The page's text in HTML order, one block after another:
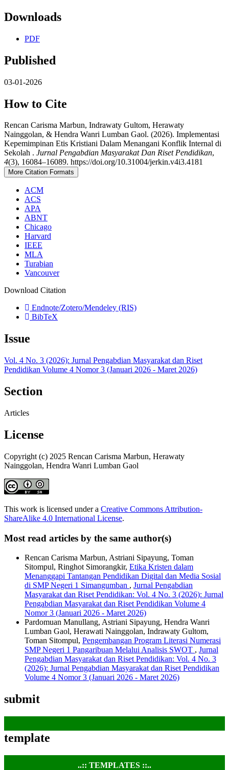
Downloads
PDF
Published
03-01-2026
How to Cite
Rencan Carisma Marbun, Indrawaty Gultom, Herawaty
Nainggolan, & Hendra Wanri Lumban Gaol. (2026). Implementasi
Kepemimpinan Etis Kristiani Dalam Menangani Konflik Internal di
Sekolah . Jurnal Pengabdian Masyarakat Dan Riset Pendidikan,
4(3), 16084–16089. https://doi.org/10.31004/jerkin.v4i3.4181
More Citation Formats
ACM
ACS
APA
ABNT
Chicago
Harvard
IEEE
MLA
Turabian
Vancouver
Download Citation
Endnote/Zotero/Mendeley (RIS)
BibTeX
Issue
Vol. 4 No. 3 (2026): Jurnal Pengabdian Masyarakat dan Riset
Pendidikan Volume 4 Nomor 3 (Januari 2026 - Maret 2026)
Section
Articles
License
Copyright (c) 2025 Rencan Carisma Marbun, Herawaty
Nainggolan, Hendra Wanri Lumban Gaol
This work is licensed under a Creative Commons Attribution-
ShareAlike 4.0 International License.
Most read articles by the same author(s)
Rencan Carisma Marbun, Astriani Sipayung, Toman
Sitompul, Ringhot Simorangkir, Etika Kristen dalam
Menanggapi Tantangan Pendidikan Digital dan Media Sosial
di SMP Negeri 1 Simangumban , Jurnal Pengabdian
Masyarakat dan Riset Pendidikan: Vol. 4 No. 3 (2026): Jurnal
Pengabdian Masyarakat dan Riset Pendidikan Volume 4
Nomor 3 (Januari 2026 - Maret 2026)
Pardomuan Manullang, Astriani Sipayung, Hendra Wanri
Lumban Gaol, Herawati Nainggolan, Indrawaty Gultom,
Toman Sitompul, Pengembangan Program Literasi Numerasi
SMP Negeri 1 Pangaribuan Melalui Analisis SWOT , Jurnal
Pengabdian Masyarakat dan Riset Pendidikan: Vol. 4 No. 3
(2026): Jurnal Pengabdian Masyarakat dan Riset Pendidikan
Volume 4 Nomor 3 (Januari 2026 - Maret 2026)
submit
template
..:: TEMPLATES ::..